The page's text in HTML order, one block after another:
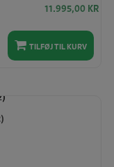
11.995,00 KR
TILFØJ TIL KURV